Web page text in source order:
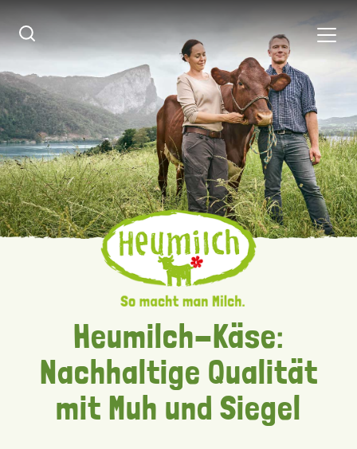
Heumilch-Käse:
Nachhaltige Qualität
mit Muh und Siegel